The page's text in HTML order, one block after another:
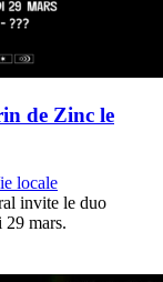
de Zinc le
locale
invite le duo
mars.